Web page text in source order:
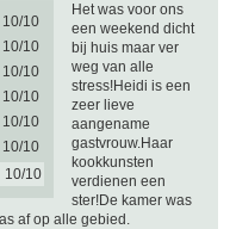
10/10
10/10
10/10
10/10
10/10
10/10
10/10
Het was voor ons
een weekend dicht
bij huis maar ver
weg van alle
stress!Heidi is een
zeer lieve
aangename
gastvrouw.Haar
kookkunsten
verdienen een
ster!De kamer was
af op alle gebied.